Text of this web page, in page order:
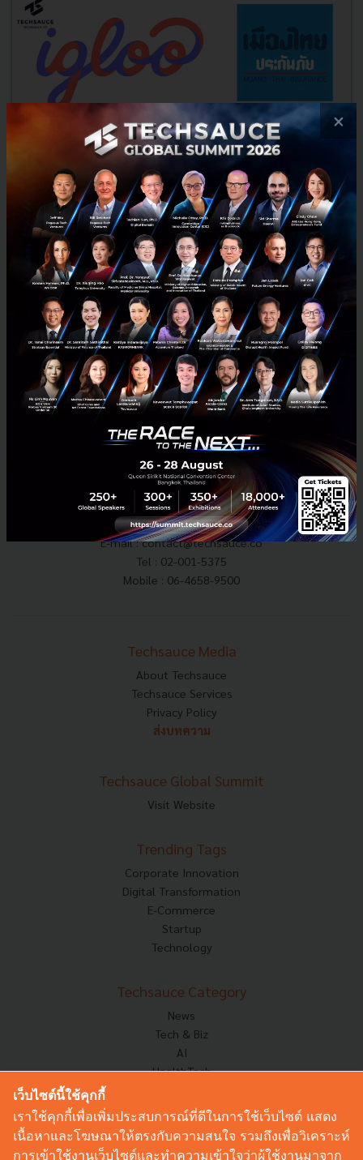
Igloo สตาร์ทอัพ InsurTech จับมือ HD แพลตฟอร์มด้าน
สุขภาพ เป็นพันธมิตรดำเนินธุรกิจประกันสุขภาพบน HDmall
Igloo สตาร์ตอัพด้านประกันภัยจับมือกับ HD เพื่อเสนอผลิตภัณฑ์ประกัน
สุขภาพราคาประหยัด ผ่านเว็บไซต์ HDmall โดยมีเมืองไทยประกันภัย (MTI)
หนึ่งในบริษัทประกันวินาศภัยชั้นนำของประเทศไทยรับ...
พฤศจิกายน 5, 2021| By
Techsauce Team
PR News HD Igloo HDmall InsurTech
E-mail :contact@techsauce.co
Tel : 02-001-5375
Mobile : 06-4658-9500
Techsauce Media
About Techsauce
Techsauce Services
Privacy Policy
ส่งบทความ
Techsauce Global Summit
Visit Website
Trending Tags
Corporate Innovation
Digital Transformation
E-Commerce
Startup
Technology
Techsauce Category
News
Tech & Biz
AI
HealthTech
Corp Innov
Saucy Thoughts
Based On
×
เว็บไซต์นี้ใช้คุกกี้
เราใช้คุกกี้เพื่อเพิ่มประสบการณ์ที่ดีในการใช้เว็บไซต์ แสดง
เนื้อหาและโฆษณาให้ตรงกับความสนใจ รวมถึงเพื่อวิเคราะห์
การเข้าใช้งานเว็บไซต์และทำความเข้าใจว่าผู้ใช้งานมาจาก